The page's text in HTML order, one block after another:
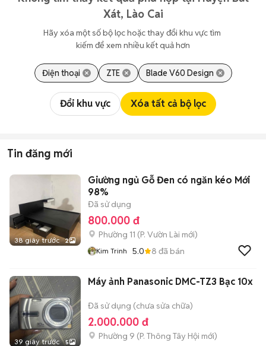
Xát, Lào Cai
Hãy xóa một số bộ lọc hoặc thay đổi khu vực tìm
kiếm để xem nhiều kết quả hơn
Điện thoại ZTE Blade V60 Design
Đổi khu vực Xóa tất cả bộ lọc
Tin đăng mới
38 giây trước 2
Giường ngủ Gỗ Đen có ngăn kéo Mới
98%
Đã sử dụng
800.000 đ
Phường 11 (P. Vườn Lài mới)
Kim Trinh 5.0 8 đã bán
39 giây trước 5
Máy ảnh Panasonic DMC-TZ3 Bạc 10x
Đã sử dụng (chưa sửa chữa)
2.000.000 đ
Phường 9 (P. Thông Tây Hội mới)